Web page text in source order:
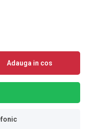
Adauga in cos